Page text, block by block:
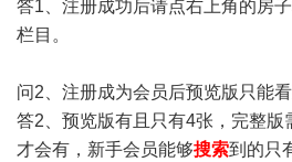
答1、注册成功后请点右上角的房
栏目。
问2、注册成为会员后预览版只能看
答2、预览版有且只有4张，完整版
才会有，新手会员能够搜索到的只